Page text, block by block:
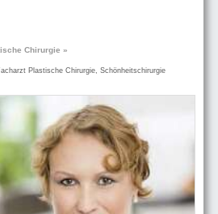
Chirurgie »
Plastische Chirurgie, Schönheitschirurgie